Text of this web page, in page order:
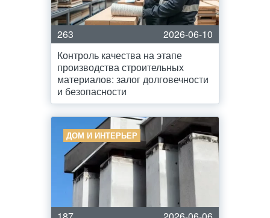
263
2026-06-10
Контроль качества на этапе
производства строительных
материалов: залог долговечности
и безопасности
ДОМ И ИНТЕРЬЕР